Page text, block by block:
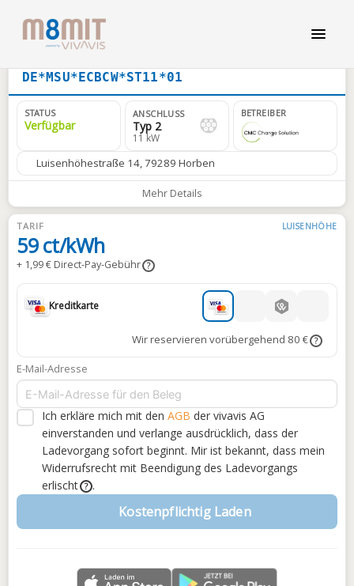
DE*MSU*ECBCW*ST11*01
STATUS
Verfügbar
ANSCHLUSS
Typ 2
11 kW
BETREIBER
Luisenhöhestraße 14, 79289 Horben
Mehr Details
TARIF LUISENHÖHE
59 ct/kWh
+ 1,99 € Direct-Pay-Gebühr ?
Kreditkarte
Wir reservieren vorübergehend 80 € ?
E-Mail-Adresse
Ich erkläre mich mit den AGB der vivavis AG
einverstanden und verlange ausdrücklich, dass der
Ladevorgang sofort beginnt. Mir ist bekannt, dass mein
Widerrufsrecht mit Beendigung des Ladevorgangs
erlischt
? .
Kostenpflichtig Laden